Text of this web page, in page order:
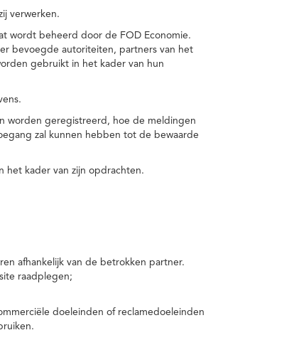
verwerken.
wordt beheerd door de FOD Economie.
bevoegde autoriteiten, partners van het
gebruikt in het kader van hun
worden geregistreerd, hoe de meldingen
zal kunnen hebben tot de bewaarde
het kader van zijn opdrachten.
afhankelijk van de betrokken partner.
raadplegen;
doeleinden of reclamedoeleinden